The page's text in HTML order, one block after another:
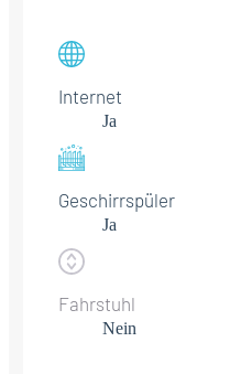
Internet
Ja
Geschirrspüler
Ja
Fahrstuhl
Nein